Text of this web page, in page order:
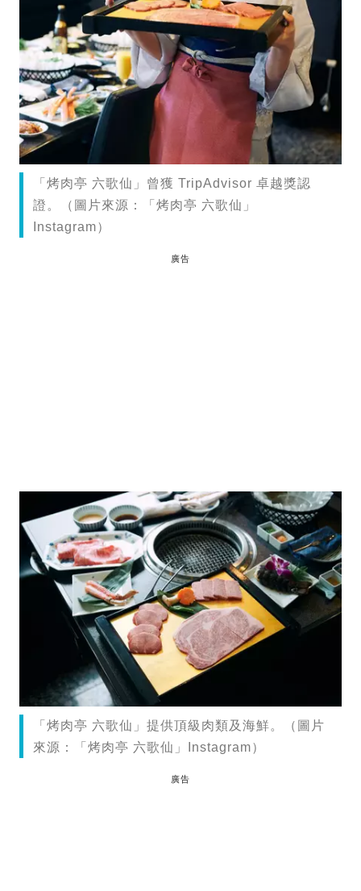
「烤肉亭 六歌仙」曾獲 TripAdvisor 卓越獎認
證。（圖片來源：「烤肉亭 六歌仙」
Instagram）
廣告
「烤肉亭 六歌仙」提供頂級肉類及海鮮。（圖片
來源：「烤肉亭 六歌仙」Instagram）
廣告